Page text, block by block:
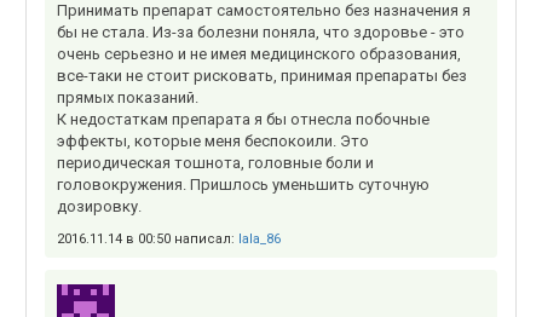
Принимать препарат самостоятельно без назначения я
бы не стала. Из-за болезни поняла, что здоровье - это
очень серьезно и не имея медицинского образования,
все-таки не стоит рисковать, принимая препараты без
прямых показаний.
К недостаткам препарата я бы отнесла побочные
эффекты, которые меня беспокоили. Это
периодическая тошнота, головные боли и
головокружения. Пришлось уменьшить суточную
дозировку.
2016.11.14 в 00:50 написал: lala_86